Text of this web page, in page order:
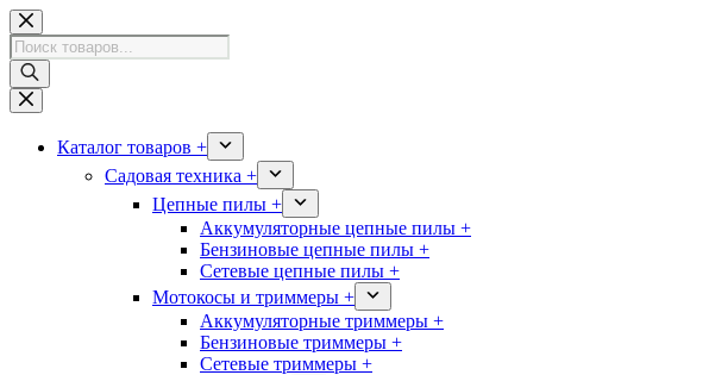
Перейти
к
сути
Поиск
товаров
Каталог товаров +
Садовая техника +
Цепные пилы +
Аккумуляторные цепные пилы +
Бензиновые цепные пилы +
Сетевые цепные пилы +
Мотокосы и триммеры +
Аккумуляторные триммеры +
Бензиновые триммеры +
Сетевые триммеры +